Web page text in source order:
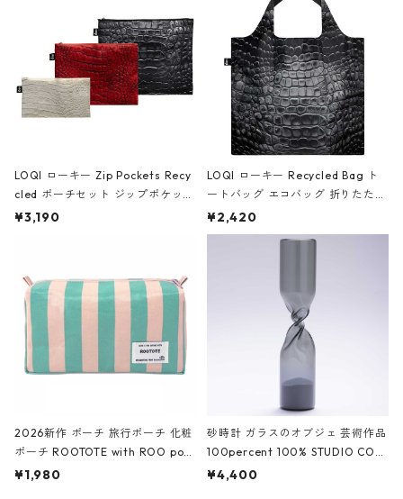
ア/クラウン ブラック
LOQI ローキー Zip Pockets Recy
cled ポーチセット ジップポケット
ファスナーポーチ 撥水加工 トラベ
ーガンディー、オフホワイト
¥3,190
LOQI ローキー Recycled Bag ト
ートバッグ エコバッグ 折りたたみ
大きめ 撥水加工 収納ポーチ CRO
CODILE/Black クロコダイル/ブラ
¥2,420
2026新作 ポーチ 旅行ポーチ 化粧
ポーチ ROOTOTE with ROO pou
ch 3532 ルートート WR.ポーチ.ラ
¥1,980
砂時計 ガラスのオブジェ 芸術作品
100percent 100% STUDIO COH
AKU Timeless 100パーセント ス
¥4,400